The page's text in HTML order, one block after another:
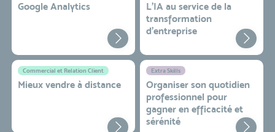
Google Analytics
L'IA au service de la
transformation
d'entreprise
Commercial et Relation Client
Mieux vendre à distance
Extra Skills
Organiser son quotidien
professionnel pour
gagner en efficacité et
sérénité